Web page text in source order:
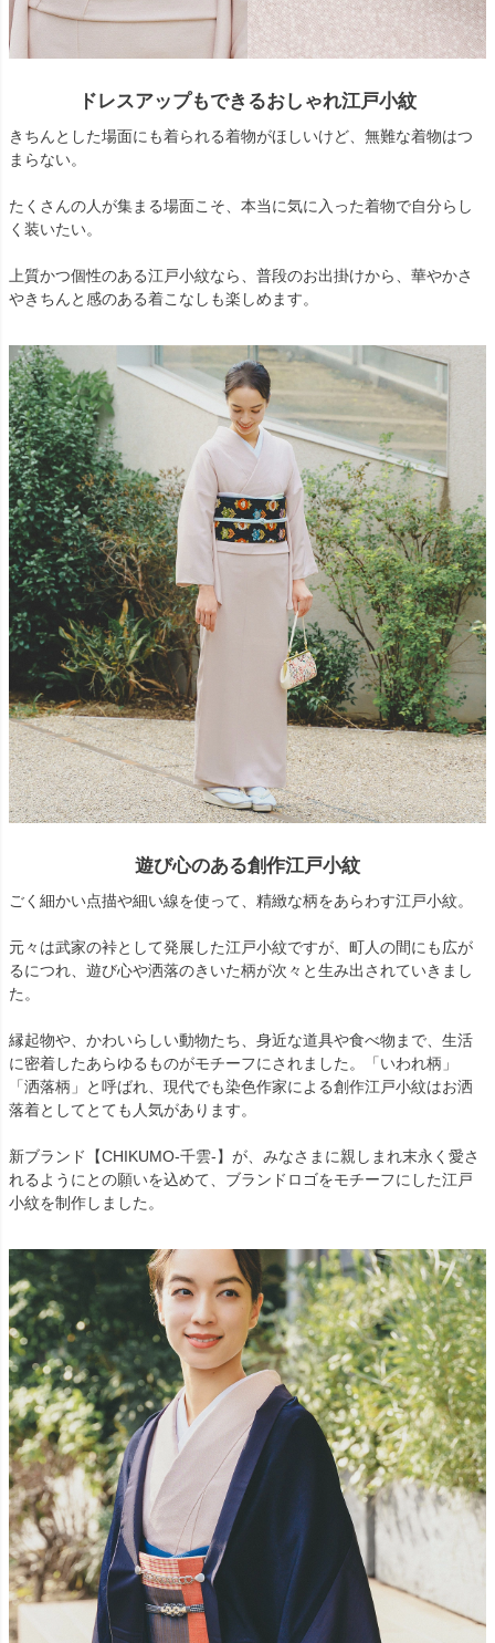
ドレスアップもできるおしゃれ江戸小紋
きちんとした場面にも着られる着物がほしいけど、無難な着物はつ
まらない。
たくさんの人が集まる場面こそ、本当に気に入った着物で自分らし
く装いたい。
上質かつ個性のある江戸小紋なら、普段のお出掛けから、華やかさ
やきちんと感のある着こなしも楽しめます。
遊び心のある創作江戸小紋
ごく細かい点描や細い線を使って、精緻な柄をあらわす江戸小紋。
元々は武家の裃として発展した江戸小紋ですが、町人の間にも広が
るにつれ、遊び心や洒落のきいた柄が次々と生み出されていきまし
た。
縁起物や、かわいらしい動物たち、身近な道具や食べ物まで、生活
に密着したあらゆるものがモチーフにされました。「いわれ柄」
「洒落柄」と呼ばれ、現代でも染色作家による創作江戸小紋はお洒
落着としてとても人気があります。
新ブランド【CHIKUMO-千雲-】が、みなさまに親しまれ末永く愛さ
れるようにとの願いを込めて、ブランドロゴをモチーフにした江戸
小紋を制作しました。